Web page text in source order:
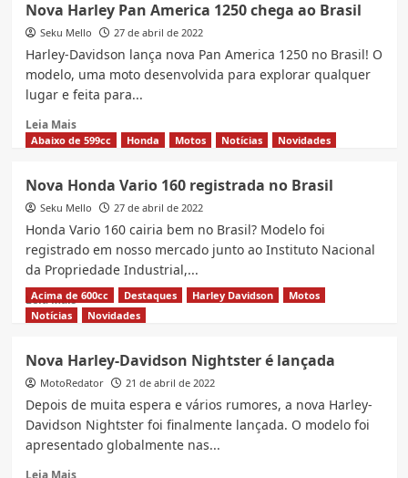
Vulcan
S
2022
Nova Harley Pan America 1250 chega ao Brasil
Seku Mello 27 de abril de 2022
Harley-Davidson lança nova Pan America 1250 no Brasil! O
modelo, uma moto desenvolvida para explorar qualquer
lugar e feita para...
Leia MaisRead
more
Harley
Pan
America
1250
ao
Brasil
Abaixo de 599cc Honda Motos Notícias Novidades
Nova Honda Vario 160 registrada no Brasil
Seku Mello 27 de abril de 2022
Honda Vario 160 cairia bem no Brasil? Modelo foi
registrado em nosso mercado junto ao Instituto Nacional
da Propriedade Industrial,...
Leia MaisRead
more
Honda
Vario
160
registrada
Brasil
Acima de 600cc Destaques Harley Davidson
Motos
Notícias
Novidades
Nova Harley-Davidson Nightster é lançada
MotoRedator 21 de abril de 2022
Depois de muita espera e vários rumores, a nova Harley-
Davidson Nightster foi finalmente lançada. O modelo foi
apresentado globalmente nas...
Leia MaisRead